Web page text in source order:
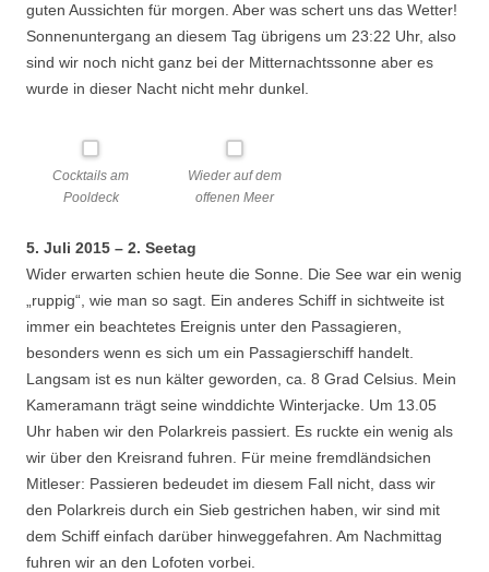
guten Aussichten für morgen. Aber was schert uns das Wetter!
Sonnenuntergang an diesem Tag übrigens um 23:22 Uhr, also
sind wir noch nicht ganz bei der Mitternachtssonne aber es
wurde in dieser Nacht nicht mehr dunkel.
Cocktails am
Pooldeck
Wieder auf dem
offenen Meer
5. Juli 2015 – 2. Seetag
Wider erwarten schien heute die Sonne. Die See war ein wenig
„ruppig“, wie man so sagt. Ein anderes Schiff in sichtweite ist
immer ein beachtetes Ereignis unter den Passagieren,
besonders wenn es sich um ein Passagierschiff handelt.
Langsam ist es nun kälter geworden, ca. 8 Grad Celsius. Mein
Kameramann trägt seine winddichte Winterjacke. Um 13.05
Uhr haben wir den Polarkreis passiert. Es ruckte ein wenig als
wir über den Kreisrand fuhren. Für meine fremdländsichen
Mitleser: Passieren bedeudet im diesem Fall nicht, dass wir
den Polarkreis durch ein Sieb gestrichen haben, wir sind mit
dem Schiff einfach darüber hinweggefahren. Am Nachmittag
fuhren wir an den Lofoten vorbei.